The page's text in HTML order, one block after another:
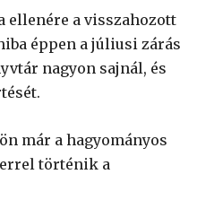
ellenére a visszahozott
éppen a júliusi zárás
nagyon sajnál, és
már a hagyományos
történik a